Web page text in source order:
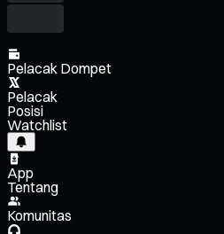
Pelacak Dompet
Pelacak
Posisi
Watchlist
App
Tentang
Komunitas